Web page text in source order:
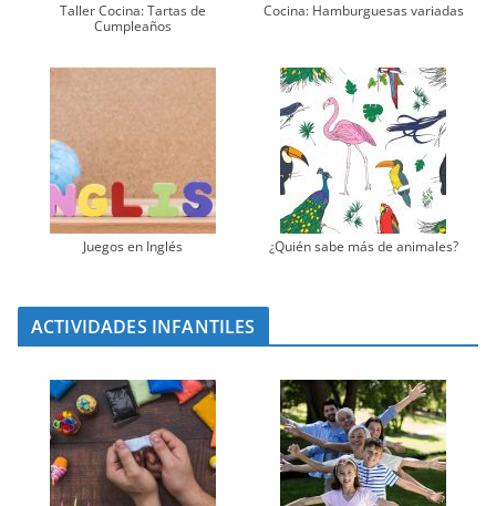
Taller Cocina: Tartas de
Cumpleaños
Cocina: Hamburguesas variadas
Juegos en Inglés ¿Quién sabe más de animales?
ACTIVIDADES INFANTILES